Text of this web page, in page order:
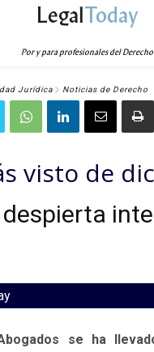
LegalToday
Por y para profesionales del Derecho
Jurídica Noticias de Derecho
visto de
despierta
se ha